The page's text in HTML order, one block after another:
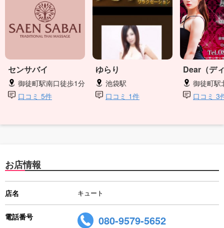
センサバイ
御徒町駅南口徒歩1分
口コミ 5件
ゆらり
池袋駅
口コミ 1件
Dear（デ
御徒町駅
口コミ 3
お店情報
店名 キュート
電話番号 080-9579-5652